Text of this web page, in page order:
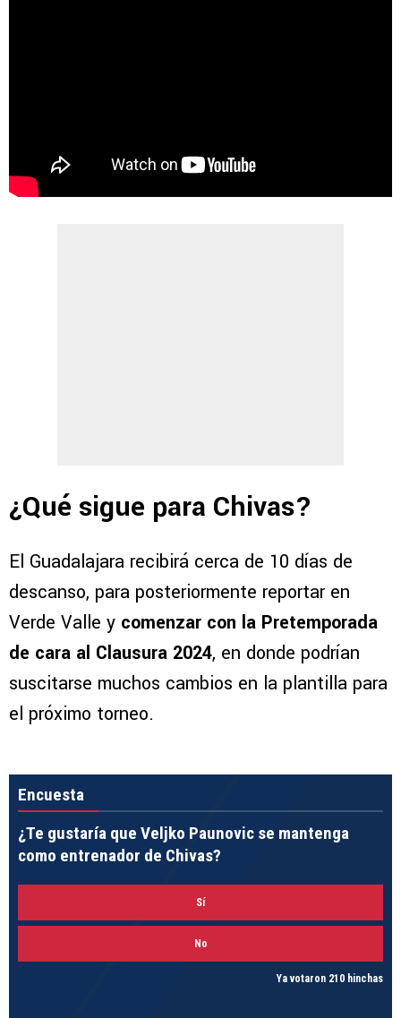
¿Qué sigue para Chivas?
El Guadalajara recibirá cerca de 10 días de
descanso, para posteriormente reportar en
Verde Valle y comenzar con la Pretemporada
de cara al Clausura 2024, en donde podrían
suscitarse muchos cambios en la plantilla para
el próximo torneo.
Encuesta
¿Te gustaría que Veljko Paunovic se mantenga
como entrenador de Chivas?
Sí
No
Ya votaron 210 hinchas